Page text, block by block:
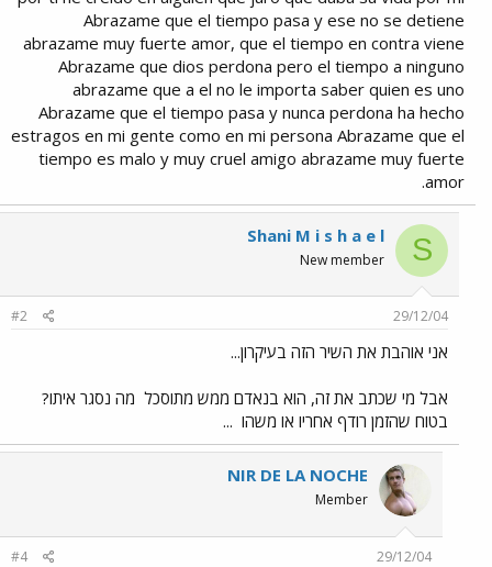
Abrazame que el tiempo pasa y ese no se detiene
abrazame muy fuerte amor, que el tiempo en contra viene
Abrazame que dios perdona pero el tiempo a ninguno
abrazame que a el no le importa saber quien es uno
Abrazame que el tiempo pasa y nunca perdona ha hecho
estragos en mi gente como en mi persona Abrazame que el
tiempo es malo y muy cruel amigo abrazame muy fuerte
amor.
S
Shani M i s h a e l
New member
29/12/04
#2
אני אוהבת את השיר הזה בעיקרון...
אבל מי שכתב את זה, הוא בנאדם ממש מתוסכל מה נסגר איתו?
בטוח שהזמן רודף אחריו או משהו ...
NIR DE LA NOCHE
Member
29/12/04
#4